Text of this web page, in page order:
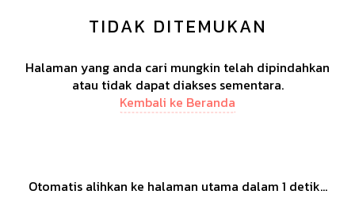
TIDAK DITEMUKAN
Halaman yang anda cari mungkin telah dipindahkan
atau tidak dapat diakses sementara.
Kembali ke Beranda
Otomatis alihkan ke halaman utama dalam 1 detik...